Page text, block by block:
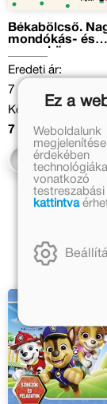
Békabölcső.
mondókás- és
legkisebbeknek
Eredeti ár:
7 999 Ft
Kötött ár:
7 199 Ft
Előrendelem
Ez a
kattintva